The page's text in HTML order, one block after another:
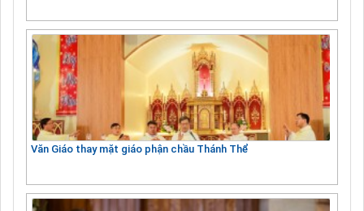
Văn Giáo thay mặt giáo phận chầu Thánh Thể